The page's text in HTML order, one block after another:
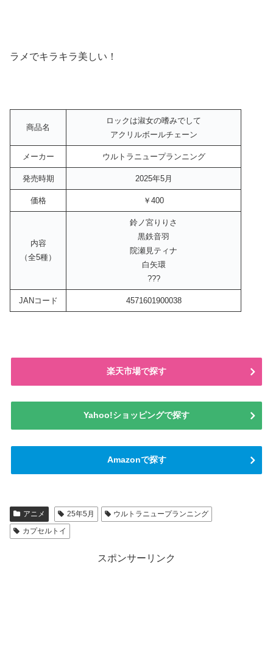
ラメでキラキラ美しい！
商品名
ロックは淑女の嗜みでして
アクリルボールチェーン
メーカー ウルトラニュープランニング
発売時期 2025年5月
価格 ￥400
内容
（全5種）
鈴ノ宮りりさ
黒鉄音羽
院瀬見ティナ
白矢環
???
JANコード 4571601900038
楽天市場で探す
Yahoo!ショッピングで探す
Amazonで探す
アニメ 25年5月
ウルトラニュープランニング
カプセルトイ
スポンサーリンク